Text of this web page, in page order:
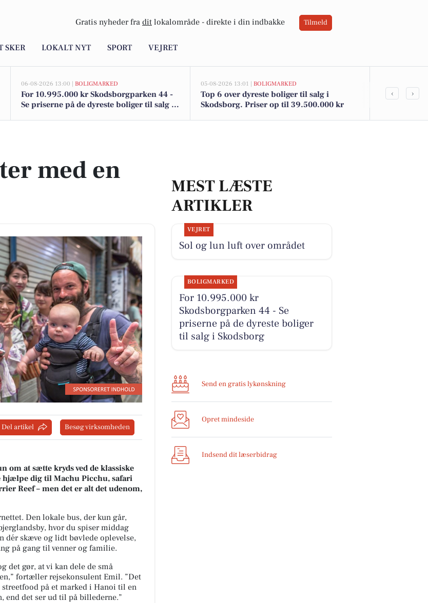
Gratis nyheder fra dit lokalområde - direkte i din indbakke Tilmeld
SKER LOKALT NYT SPORT VEJRET
06-08-2026 13:00 | BOLIGMARKED
For 10.995.000 kr Skodsborgparken 44 -
Se priserne på de dyreste boliger til salg i
05-08-2026 13:01 | BOLIGMARKED
Top 6 over dyreste boliger til salg i
Skodsborg. Priser op til 39.500.000 kr
Skodsborg
‹ ›
med en
Del artikel Besøg virksomheden
om at sætte kryds ved de klassiske
hjælpe dig til Machu Picchu, safari
Reef – men det er alt det udenom,
Den lokale bus, der kun går,
hvor du spiser middag
dér skæve og lidt bøvlede oplevelse,
på gang til venner og familie.
det gør, at vi kan dele de små
fortæller rejsekonsulent Emil. ”Det
på et marked i Hanoi til en
end det ser ud til på billederne.”
MEST LÆSTE
ARTIKLER
VEJRET
Sol og lun luft over området
BOLIGMARKED
For 10.995.000 kr
Skodsborgparken 44 - Se
priserne på de dyreste boliger
til salg i Skodsborg
Send en gratis lykønskning
Opret mindeside
Indsend dit læserbidrag